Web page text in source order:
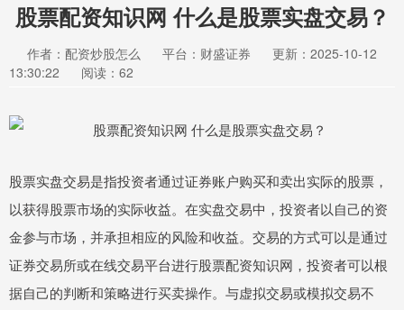
股票配资知识网 什么是股票实盘交易？
作者：配资炒股怎么 平台：财盛证券
更新：2025-10-12
13:30:22
阅读：62
股票实盘交易是指投资者通过证券账户购买和卖出实际的股票，
以获得股票市场的实际收益。在实盘交易中，投资者以自己的资
金参与市场，并承担相应的风险和收益。交易的方式可以是通过
证券交易所或在线交易平台进行股票配资知识网，投资者可以根
据自己的判断和策略进行买卖操作。与虚拟交易或模拟交易不